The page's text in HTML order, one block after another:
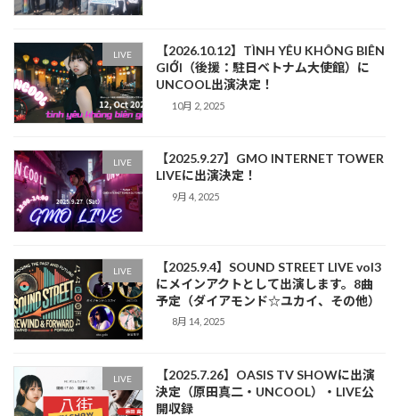
LIVE
【2026.10.12】TÌNH YÊU KHÔNG BIÊN
GIỚI（後援：駐日ベトナム大使館）に
UNCOOL出演決定！
10月 2, 2025
LIVE
【2025.9.27】GMO INTERNET TOWER
LIVEに出演決定！
9月 4, 2025
LIVE
【2025.9.4】SOUND STREET LIVE vol3
にメインアクトとして出演します。8曲
予定（ダイアモンド☆ユカイ、その他）
8月 14, 2025
LIVE
【2025.7.26】OASIS TV SHOWに出演
決定（原田真二・UNCOOL）・LIVE公
開収録